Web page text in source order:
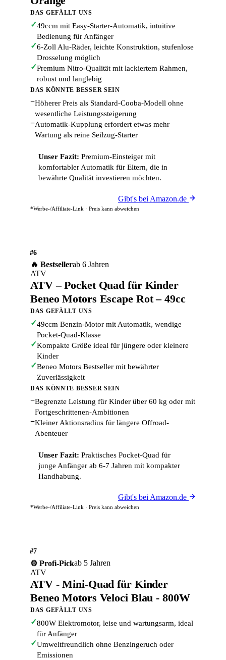
DAS GEFÄLLT UNS
✓49ccm mit Easy-Starter-Automatik, intuitive
Bedienung für Anfänger
✓6-Zoll Alu-Räder, leichte Konstruktion, stufenlose
Drosselung möglich
✓Premium Nitro-Qualität mit lackiertem Rahmen,
robust und langlebig
DAS KÖNNTE BESSER SEIN
−Höherer Preis als Standard-Cooba-Modell ohne
wesentliche Leistungssteigerung
−Automatik-Kupplung erfordert etwas mehr
Wartung als reine Seilzug-Starter
Unser Fazit: Premium-Einsteiger mit
komfortabler Automatik für Eltern, die in
bewährte Qualität investieren möchten.
Gibt's bei Amazon.de
*Werbe-/Affiliate-Link · Preis kann abweichen
#6
🔥 Bestsellerab 6 Jahren
ATV
ATV – Pocket Quad für Kinder
Beneo Motors Escape Rot – 49cc
DAS GEFÄLLT UNS
✓49ccm Benzin-Motor mit Automatik, wendige
Pocket-Quad-Klasse
✓Kompakte Größe ideal für jüngere oder kleinere
Kinder
✓Beneo Motors Bestseller mit bewährter
Zuverlässigkeit
DAS KÖNNTE BESSER SEIN
−Begrenzte Leistung für Kinder über 60 kg oder mit
Fortgeschrittenen-Ambitionen
−Kleiner Aktionsradius für längere Offroad-
Abenteuer
Unser Fazit: Praktisches Pocket-Quad für
junge Anfänger ab 6-7 Jahren mit kompakter
Handhabung.
Gibt's bei Amazon.de
*Werbe-/Affiliate-Link · Preis kann abweichen
#7
⚙️ Profi-Pickab 5 Jahren
ATV
ATV - Mini-Quad für Kinder
Beneo Motors Veloci Blau - 800W
DAS GEFÄLLT UNS
✓800W Elektromotor, leise und wartungsarm, ideal
für Anfänger
✓Umweltfreundlich ohne Benzingeruch oder
Emissionen